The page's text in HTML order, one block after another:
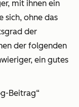
mit ihnen ein
sich, ohne das
der
der folgenden
ein gutes
Beitrag“